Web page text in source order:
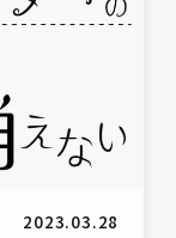
2023.03.28